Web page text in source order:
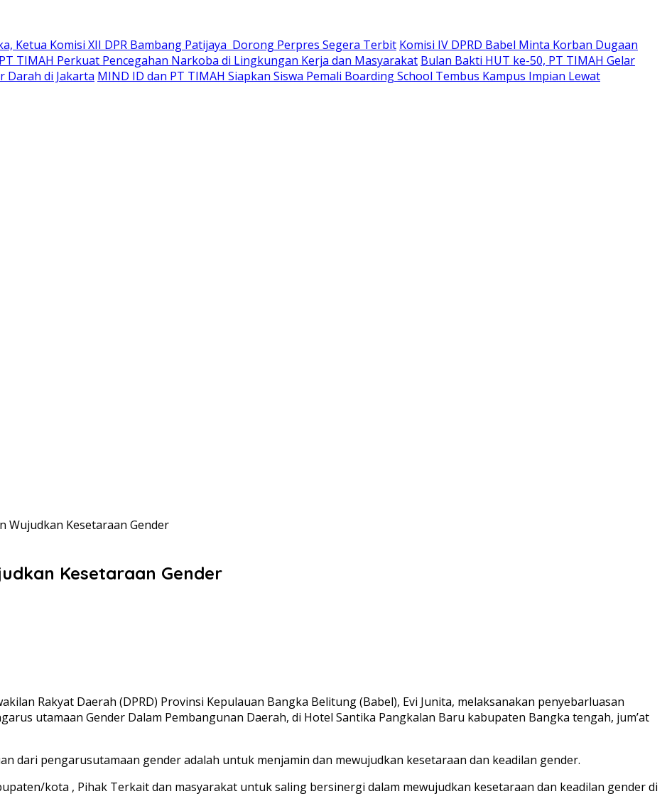
Ketua Komisi XII DPR Bambang Patijaya Dorong Perpres Segera Terbit Komisi IV DPRD Babel Minta Korban Dugaan
TIMAH Perkuat Pencegahan Narkoba di Lingkungan Kerja dan Masyarakat Bulan Bakti HUT ke-50, PT TIMAH Gelar
Darah di Jakarta MIND ID dan PT TIMAH Siapkan Siswa Pemali Boarding School Tembus Kampus Impian Lewat
Wujudkan Kesetaraan Gender
Kesetaraan Gender
Rakyat Daerah (DPRD) Provinsi Kepulauan Bangka Belitung (Babel), Evi Junita, melaksanakan penyebarluasan
utamaan Gender Dalam Pembangunan Daerah, di Hotel Santika Pangkalan Baru kabupaten Bangka tengah, jum’at
dari pengarusutamaan gender adalah untuk menjamin dan mewujudkan kesetaraan dan keadilan gender.
kota , Pihak Terkait dan masyarakat untuk saling bersinergi dalam mewujudkan kesetaraan dan keadilan gender di